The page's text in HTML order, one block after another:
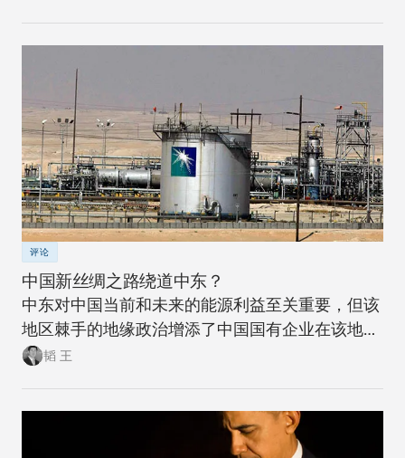
评论
中国新丝绸之路绕道中东？
中东对中国当前和未来的能源利益至关重要，但该
地区棘手的地缘政治增添了中国国有企业在该地进
行大型海外投资的困扰。
韬 王